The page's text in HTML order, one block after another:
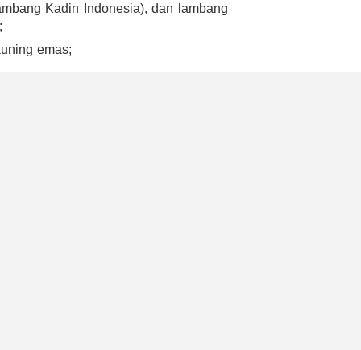
Kadin Indonesia), dan lambang
emas;